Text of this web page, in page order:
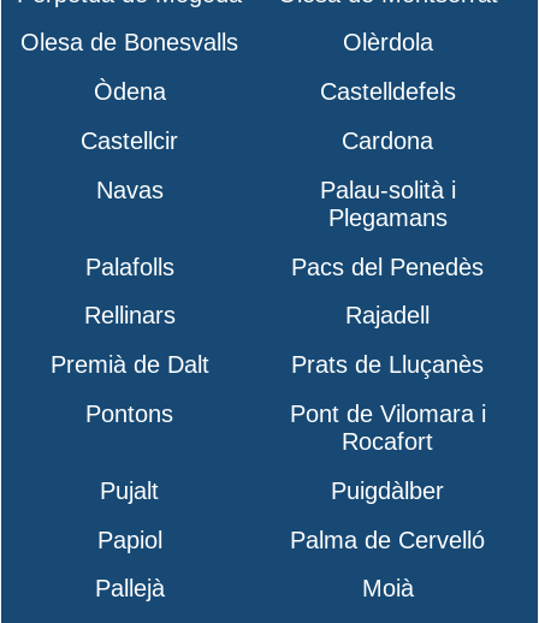
Olesa de Bonesvalls
Olèrdola
Òdena
Castelldefels
Castellcir
Cardona
Navas
Palau-solità i
Plegamans
Palafolls
Pacs del Penedès
Rellinars
Rajadell
Premià de Dalt
Prats de Lluçanès
Pontons
Pont de Vilomara i
Rocafort
Pujalt
Puigdàlber
Papiol
Palma de Cervelló
Pallejà
Moià